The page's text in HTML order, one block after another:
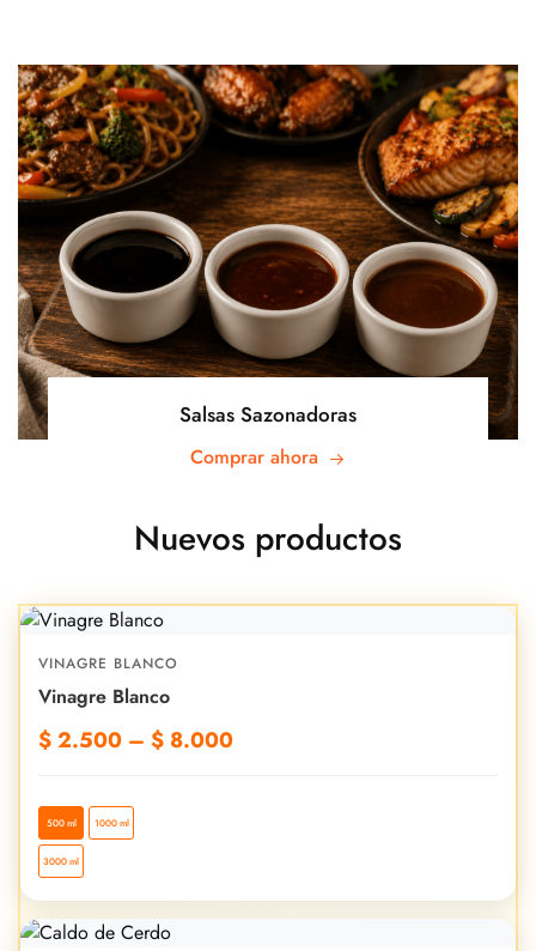
Salsas Sazonadoras
Comprar ahora
Nuevos productos
VINAGRE BLANCO
Vinagre Blanco
$2.500 – $ 8.000
500 ml 1000 ml
3000 ml